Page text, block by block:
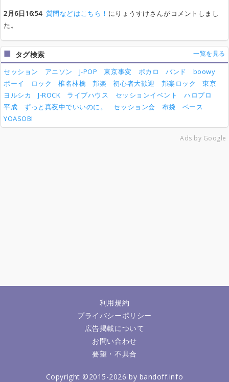
2月6日16:54 質問などはこちら！ にりょうすけさんがコメントしまし
た。
タグ検索 一覧を見る
セッション アニソン J-POP 東京事変 ボカロ バンド
boowy
ボーイ
ロック 椎名林檎 邦楽 初心者大歓迎 邦楽ロック
東京
ヨルシカ
J-ROCK ライブハウス セッションイベント
ハロプロ
平成
ずっと真夜中でいいのに。 セッション会 布袋
ベース
YOASOBI
Ads by Google
利用規約
プライバシーポリシー
広告掲載について
お問い合わせ
要望・不具合
Copyright ©2015-2026 by bandoff.info